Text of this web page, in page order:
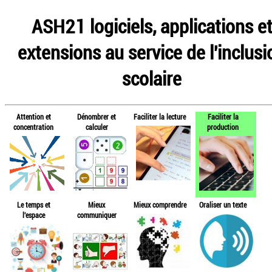
ASH21 logiciels, applications et
extensions au service de
scolaire
Attention et
concentration
Dénombrer et
calculer
Faciliter la lecture
Faciliter la
production
Le temps et
l'espace
Mieux
communiquer
Mieux comprendre Oraliser un texte